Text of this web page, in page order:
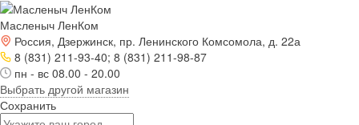
Масленыч ЛенКом
Россия, Дзержинск, пр. Ленинского Комсомола, д. 22а
8 (831) 211-93-40; 8 (831) 211-98-87
пн - вс 08.00 - 20.00
Выбрать другой магазин
Сохранить